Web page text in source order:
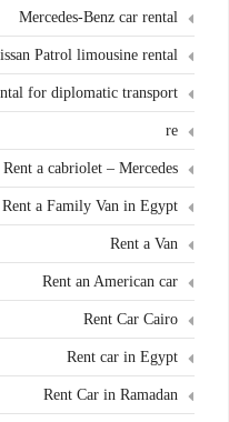
Mercedes-Benz car rental
Patrol limousine rental
for diplomatic transport
re
Rent a cabriolet – Mercedes
Rent a Family Van in Egypt
Rent a Van
Rent an American car
Rent Car Cairo
Rent car in Egypt
Rent Car in Ramadan